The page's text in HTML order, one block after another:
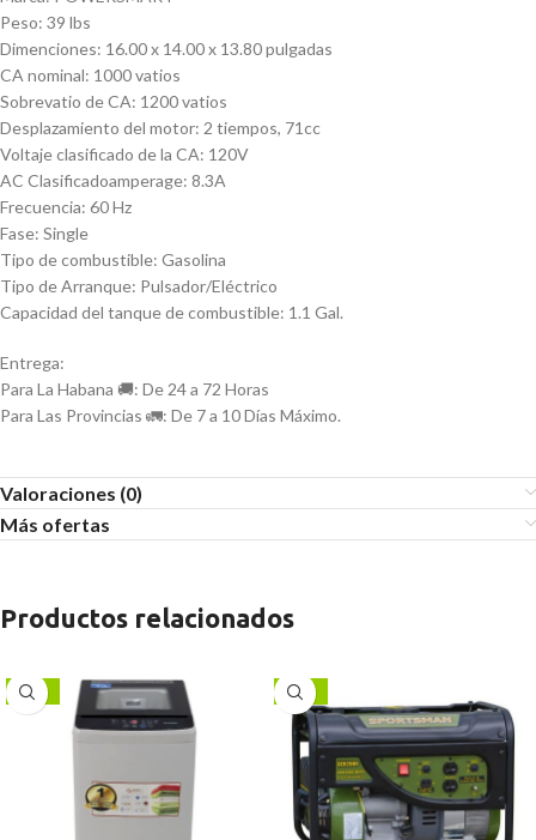
Peso: 39 lbs
Dimenciones: 16.00 x 14.00 x 13.80 pulgadas
CA nominal: 1000 vatios
Sobrevatio de CA: 1200 vatios
Desplazamiento del motor: 2 tiempos, 71cc
Voltaje clasificado de la CA: 120V
AC Clasificadoamperage: 8.3A
Frecuencia: 60 Hz
Fase: Single
Tipo de combustible: Gasolina
Tipo de Arranque: Pulsador/Eléctrico
Capacidad del tanque de combustible: 1.1 Gal.
Entrega:
Para La Habana 🚚: De 24 a 72 Horas
Para Las Provincias 🚛: De 7 a 10 Días Máximo.
Valoraciones (0)
Más ofertas
Productos relacionados
-24% -41%